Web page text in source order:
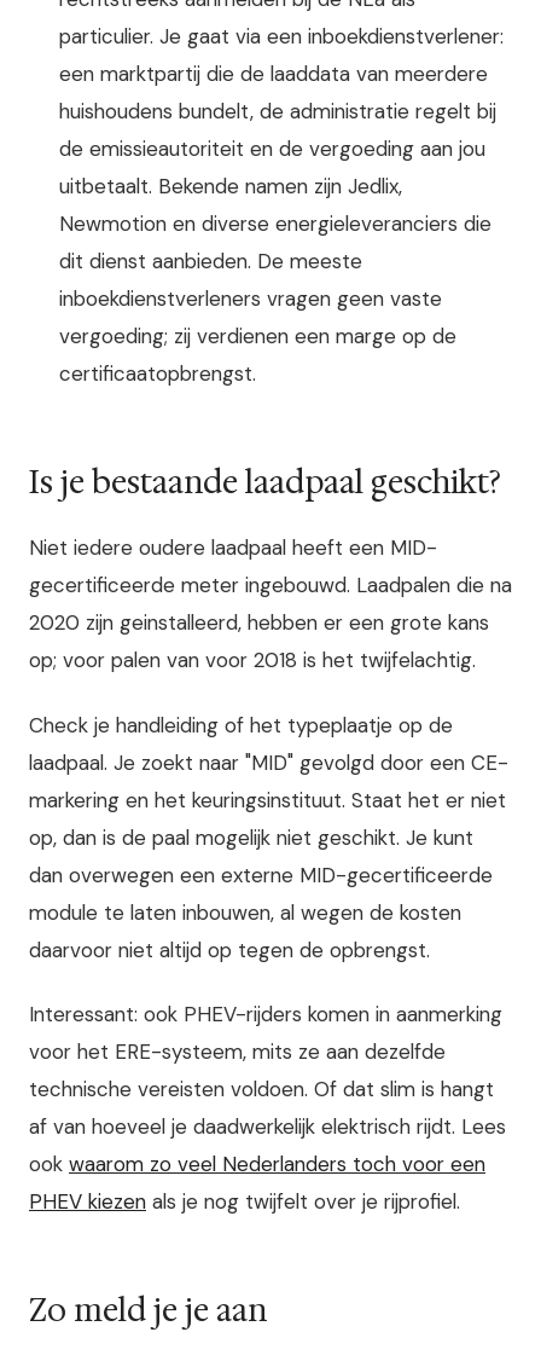
particulier. Je gaat via een inboekdienstverlener:
een marktpartij die de laaddata van meerdere
huishoudens bundelt, de administratie regelt bij
de emissieautoriteit en de vergoeding aan jou
uitbetaalt. Bekende namen zijn Jedlix,
Newmotion en diverse energieleveranciers die
dit dienst aanbieden. De meeste
inboekdienstverleners vragen geen vaste
vergoeding; zij verdienen een marge op de
certificaatopbrengst.
Is je bestaande laadpaal geschikt?
Niet iedere oudere laadpaal heeft een MID-
gecertificeerde meter ingebouwd. Laadpalen die na
2020 zijn geinstalleerd, hebben er een grote kans
op; voor palen van voor 2018 is het twijfelachtig.
Check je handleiding of het typeplaatje op de
laadpaal. Je zoekt naar "MID" gevolgd door een CE-
markering en het keuringsinstituut. Staat het er niet
op, dan is de paal mogelijk niet geschikt. Je kunt
dan overwegen een externe MID-gecertificeerde
module te laten inbouwen, al wegen de kosten
daarvoor niet altijd op tegen de opbrengst.
Interessant: ook PHEV-rijders komen in aanmerking
voor het ERE-systeem, mits ze aan dezelfde
technische vereisten voldoen. Of dat slim is hangt
af van hoeveel je daadwerkelijk elektrisch rijdt. Lees
ook waarom zo veel Nederlanders toch voor een
PHEV kiezen als je nog twijfelt over je rijprofiel.
Zo meld je je aan